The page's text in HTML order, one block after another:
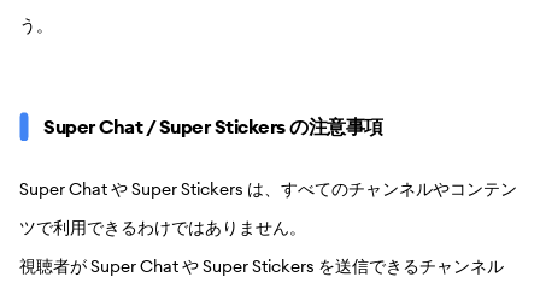
う。
Super Chat / Super Stickers の注意事項
Super Chat や Super Stickers は、すべてのチャンネルやコンテン
ツで利用できるわけではありません。
視聴者が Super Chat や Super Stickers を送信できるチャンネル